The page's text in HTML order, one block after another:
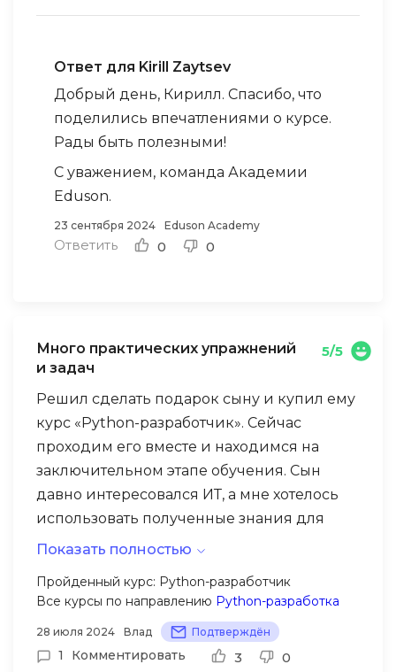
уверенно и неплохо разбираюсь в
материалах. В конце нас ожидает
выпускной проект, и я уверен, что с такой
сильной базой знаний, которую я получаю,
смогу успешно его представить.
Ответ для Kirill Zaytsev
Добрый день, Кирилл. Спасибо, что
поделились впечатлениями о курсе.
Рады быть полезными!
С уважением, команда Академии
Eduson.
23 сентября 2024 Eduson Academy
Ответить 0 0
Много практических упражнений
и задач
5/5
Решил сделать подарок сыну и купил ему
курс «Python-разработчик». Сейчас
проходим его вместе и находимся на
заключительном этапе обучения. Сын
давно интересовался ИТ, а мне хотелось
использовать полученные знания для
своей работы. Ему, естественно, было
знаниями, в то время как для меня это
оказался весьма информативным, все
объясняется четко.
Много практических упражнений и задач.
Из минусов, могу отметить, что несмотря
на структуру курса, иногда возникает
необходимость потратить больше
Показать полностью
Пройденный курс: Python-разработчик
Все курсы по направлению Python-разработка
28 июля 2024 Влад Подтверждён
1 Комментировать 3 0